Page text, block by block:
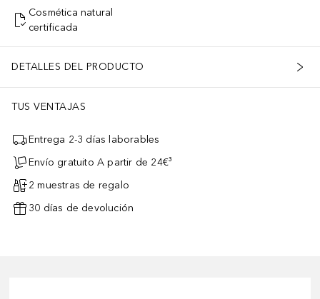
Cosmética natural
certificada
DETALLES DEL PRODUCTO
TUS VENTAJAS
Entrega 2-3 días laborables
Envío gratuito A partir de 24€³
2 muestras de regalo
30 días de devolución